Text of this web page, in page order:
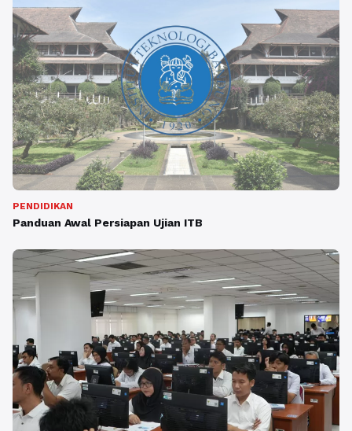
PENDIDIKAN
Panduan Awal Persiapan Ujian ITB